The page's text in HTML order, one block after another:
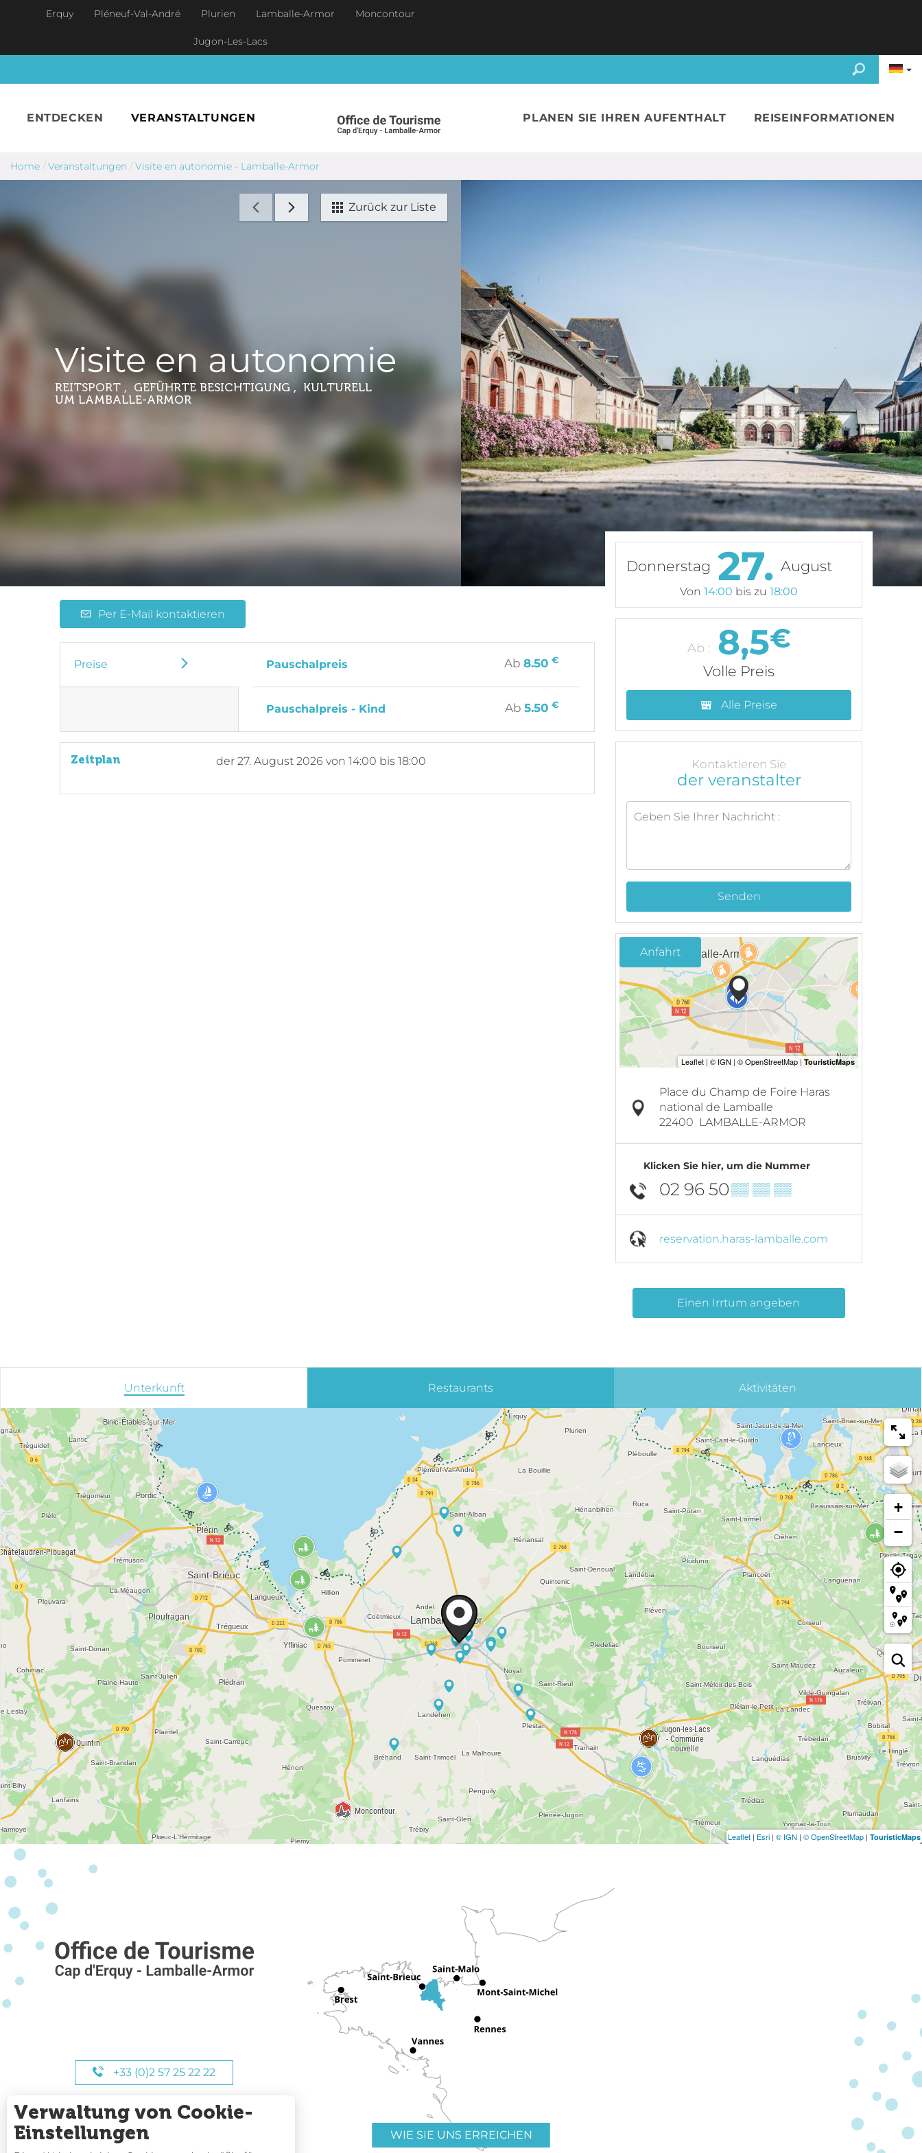
Skip to main content
Erquy Pléneuf-Val-André Plurien Lamballe-Armor Moncontour
Jugon-Les-Lacs
ENTDECKEN VERANSTALTUNGEN PLANEN SIE IHREN AUFENTHALT REISEINFORMATIONEN
Home / Veranstaltungen / Visite en autonomie - Lamballe-Armor
Zurück zur Liste
Visite en autonomie
REITSPORT , GEFÜHRTE BESICHTIGUNG , KULTURELL
UM LAMBALLE-ARMOR
Per E-Mail kontaktieren
Preise Pauschalpreis Ab8.50 €
Pauschalpreis - Kind Ab5.50 €
Zeitplan der 27. August 2026 von 14:00 bis 18:00
Donnerstag 27. August
Von 14:00 bis zu 18:00
Ab : 8,5€
Volle Preis
Alle Preise
Kontaktieren Sie
der veranstalter
Senden
Anfahrt
Place du Champ de Foire Haras
national de Lamballe
22400 LAMBALLE-ARMOR
Klicken Sie hier, um die Nummer
02 96 50▒▒ ▒▒ ▒▒
reservation.haras-lamballe.com
Einen Irrtum angeben
Unterkunft Restaurants Aktivitäten
+
−
Leaflet | Esri | © IGN | © OpenStreetMap | TouristicMaps
+33 (0)2 57 25 22 22
UNSERE STUNDEN
WIE SIE UNS ERREICHEN
Verwaltung von Cookie-
Einstellungen